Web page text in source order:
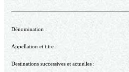
Dénomination :
Appellation et titre :
Destinations successives et actuelles :